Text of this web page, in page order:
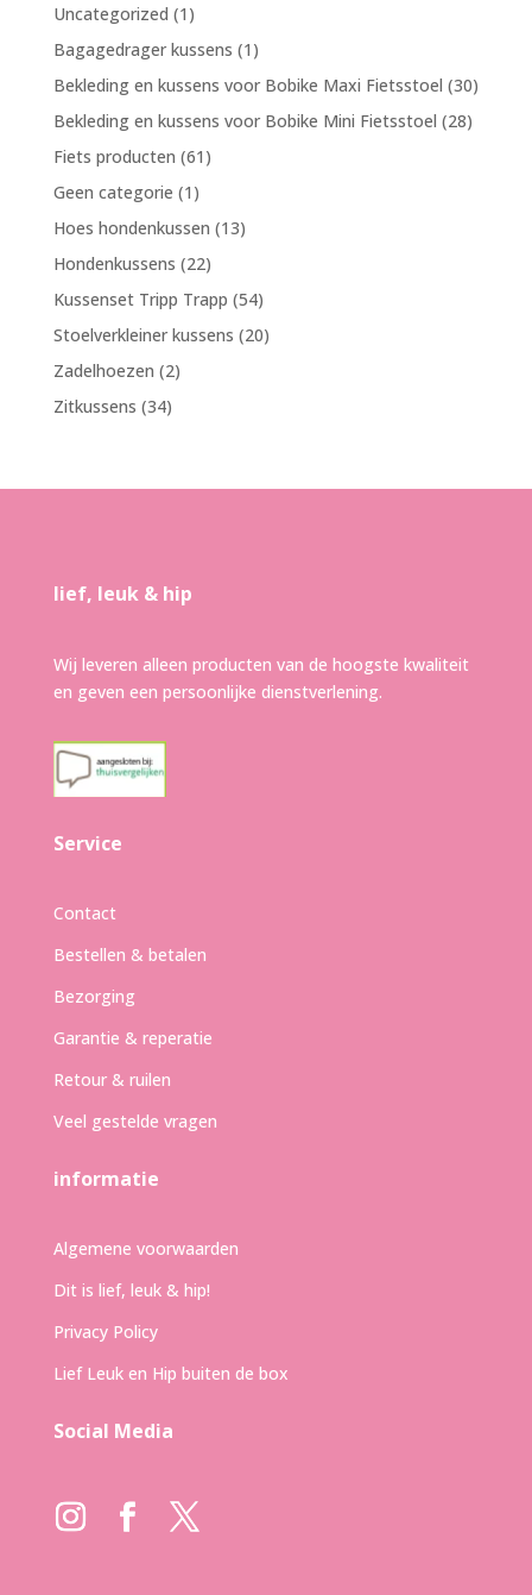
Uncategorized 1 1
product
Bagagedrager kussens 1 1
product
Bekleding en kussens voor Bobike Maxi Fietsstoel 3030
Bekleding en kussens voor Bobike Mini Fietsstoel 2828
Fiets producten 61 61
Geen categorie 1 1
product
Hoes hondenkussen 1313
Hondenkussens 2222
producten
Kussenset Tripp Trapp 5454
producten
Stoelverkleiner kussens 2020
Zadelhoezen 22
Zitkussens 3434
lief, leuk & hip
Wij leveren alleen producten van de hoogste kwaliteit
en geven een persoonlijke dienstverlening.
Service
Contact
Bestellen & betalen
Bezorging
Garantie & reperatie
Retour & ruilen
Veel gestelde vragen
informatie
Algemene voorwaarden
Dit is lief, leuk & hip!
Privacy Policy
Lief Leuk en Hip buiten de box
Social Media